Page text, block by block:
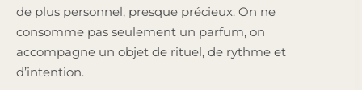
de plus personnel, presque précieux. On ne
consomme pas seulement un parfum, on
accompagne un objet de rituel, de rythme et
d’intention.